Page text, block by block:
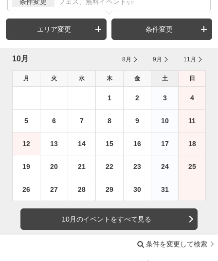
など
エリア変更 条件変更
10月 8月 9月 11月
月 火 水 木 金 土 日
1 2 3 4
5 6 7 8 9 10 11
12 13 14 15 16 17 18
19 20 21 22 23 24 25
26 27 28 29 30 31
10月のイベントをすべて見る
条件を変更して検索